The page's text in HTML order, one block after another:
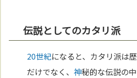
伝説としてのカタリ派
20世紀になると、カタリ派は
だけでなく、神秘的な伝説の